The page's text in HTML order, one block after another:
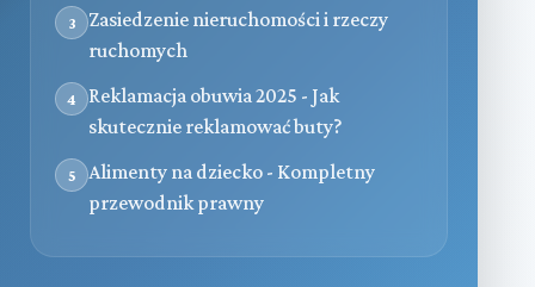
3
Zasiedzenie nieruchomości i rzeczy
ruchomych
4
Reklamacja obuwia 2025 - Jak
skutecznie reklamować buty?
5
Alimenty na dziecko - Kompletny
przewodnik prawny